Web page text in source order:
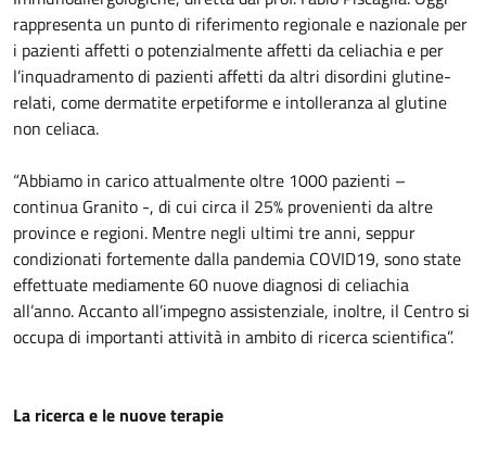
rappresenta un punto di riferimento regionale e nazionale per
i pazienti affetti o potenzialmente affetti da celiachia e per
l’inquadramento di pazienti affetti da altri disordini glutine-
relati, come dermatite erpetiforme e intolleranza al glutine
non celiaca.
“Abbiamo in carico attualmente oltre 1000 pazienti –
continua Granito -, di cui circa il 25% provenienti da altre
province e regioni. Mentre negli ultimi tre anni, seppur
condizionati fortemente dalla pandemia COVID19, sono state
effettuate mediamente 60 nuove diagnosi di celiachia
all’anno. Accanto all’impegno assistenziale, inoltre, il Centro si
occupa di importanti attività in ambito di ricerca scientifica”.
La ricerca e le nuove terapie